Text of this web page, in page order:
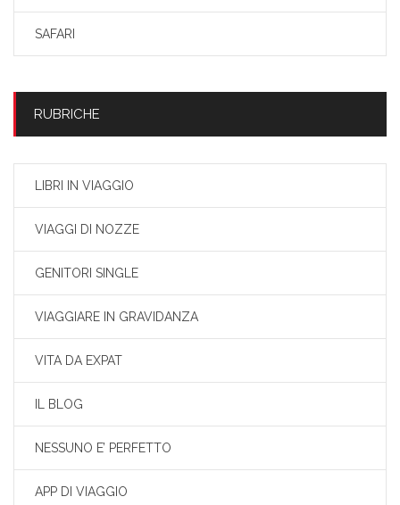
SAFARI
RUBRICHE
LIBRI IN VIAGGIO
VIAGGI DI NOZZE
GENITORI SINGLE
VIAGGIARE IN GRAVIDANZA
VITA DA EXPAT
IL BLOG
NESSUNO E’ PERFETTO
APP DI VIAGGIO